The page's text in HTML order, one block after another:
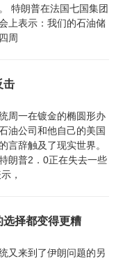
特朗普在法国七国集团
上表示：我们的石油储
周
击
周一在镀金的椭圆形办
油公司和他自己的美国
言辞触及了现实世界。
朗普2．0正在失去一些
，
择都变得更糟
又来到了伊朗问题的另